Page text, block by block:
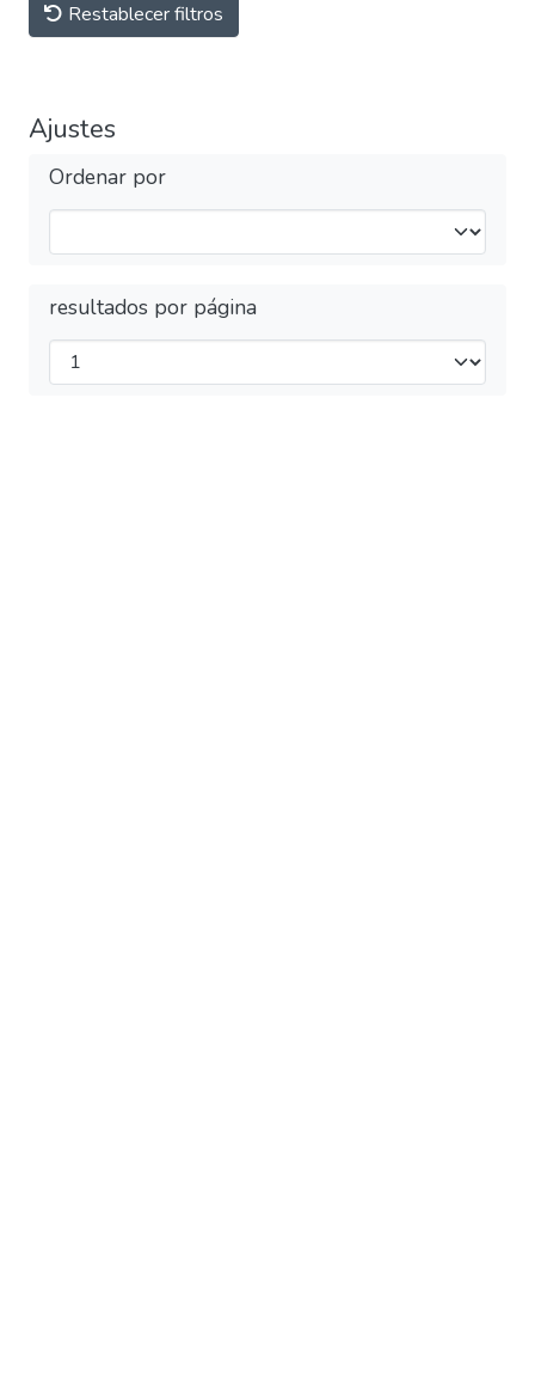
Restablecer filtros
Ajustes
Ordenar por
resultados por página